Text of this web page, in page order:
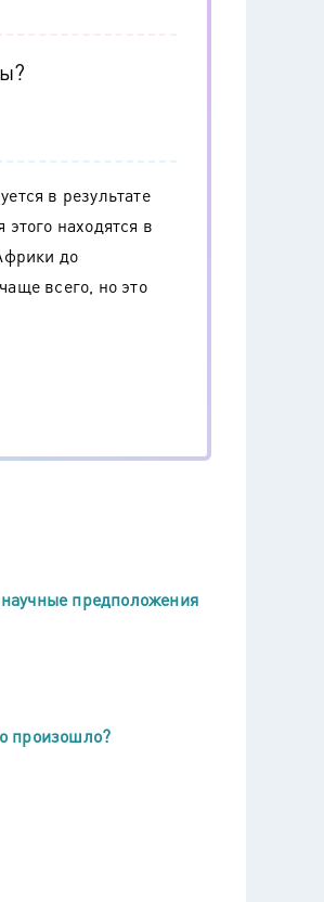
в результате
находятся в
до
всего, но это
предположения
произошло?